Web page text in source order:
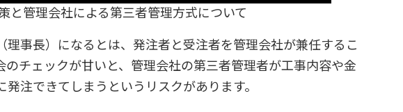
と管理会社による第三者管理方式について
理事長）になるとは、発注者と受注者を管理会社が兼任するこ
のチェックが甘いと、管理会社の第三者管理者が工事内容や金
注できてしまうというリスクがあります。